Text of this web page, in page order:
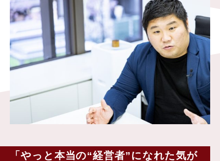
「やっと本当の“経営者”になれた気が